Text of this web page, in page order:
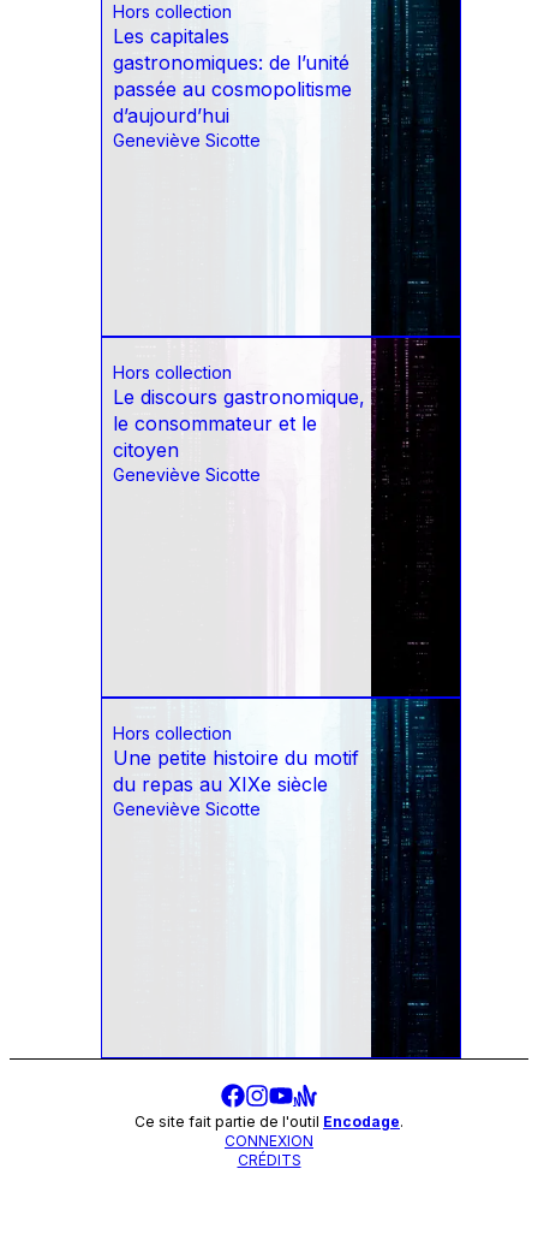
Hors collection
Les capitales
gastronomiques: de l’unité
passée au cosmopolitisme
d’aujourd’hui
Geneviève Sicotte
Hors collection
Le discours gastronomique,
le consommateur et le
citoyen
Geneviève Sicotte
Hors collection
Une petite histoire du motif
du repas au XIXe siècle
Geneviève Sicotte
Ce site fait partie de l'outil Encodage.
CONNEXION
CRÉDITS